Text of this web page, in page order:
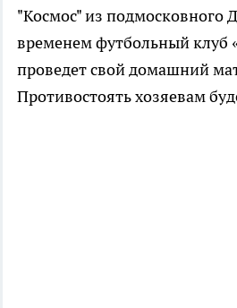
"Космос" из подмосковного
временем футбольный клуб
проведет свой домашний
Противостоять хозяевам